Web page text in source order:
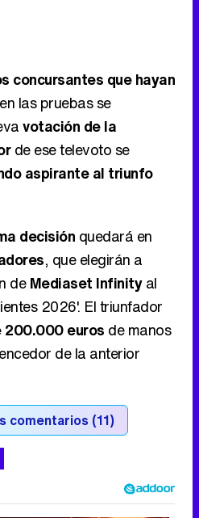
concursantes que hayan
en las pruebas se
votación de la
de ese televoto se
aspirante al triunfo
decisión quedará en
, que elegirán a
deMediaset Infinityal
2026'. El triunfador
200.000 euros de manos
de la anterior
comentarios (11)